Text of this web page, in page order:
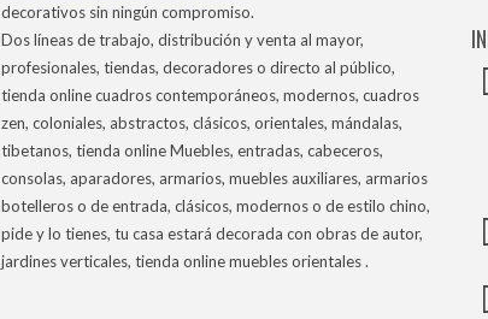
decorativos sin ningún compromiso.
Dos líneas de trabajo, distribución y venta al mayor,
profesionales, tiendas, decoradores o directo al público,
tienda online cuadros contemporáneos, modernos, cuadros
zen, coloniales, abstractos, clásicos, orientales, mándalas,
tibetanos, tienda online Muebles, entradas, cabeceros,
consolas, aparadores, armarios, muebles auxiliares, armarios
botelleros o de entrada, clásicos, modernos o de estilo chino,
pide y lo tienes, tu casa estará decorada con obras de autor,
jardines verticales, tienda online muebles orientales .